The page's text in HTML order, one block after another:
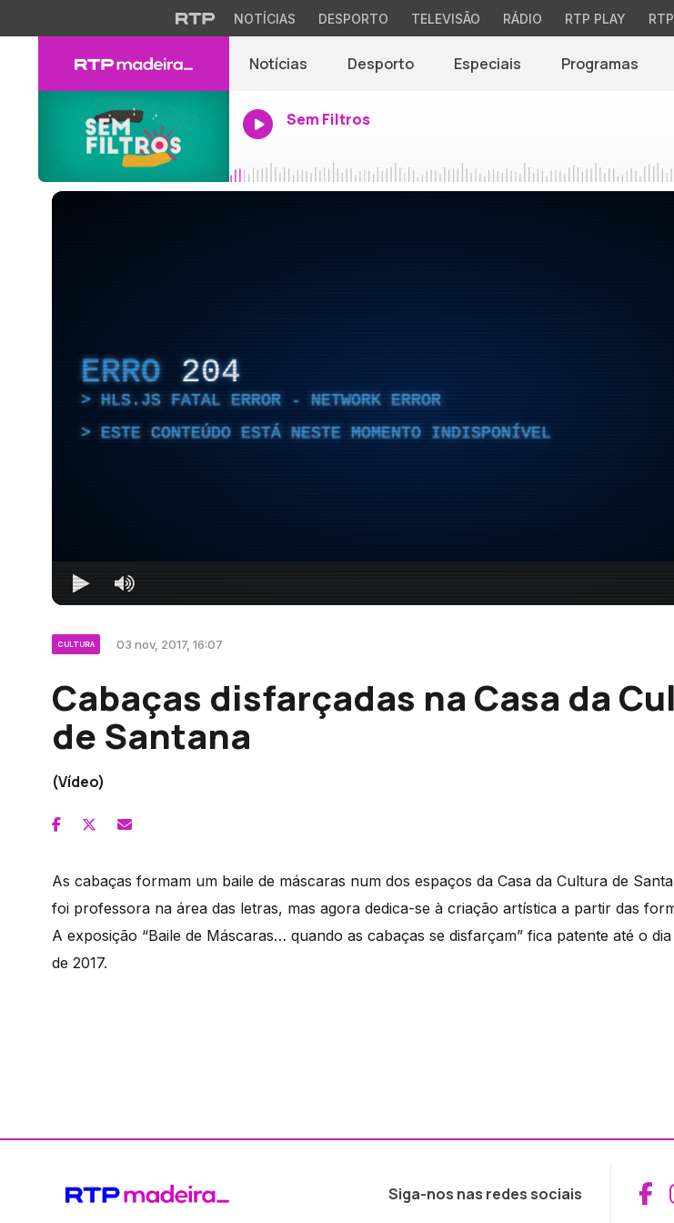
NOTÍCIAS DESPORTO TELEVISÃO RÁDIO RTP PLAY
Notícias Desporto Especiais Programas
Sem Filtros
ERRO 204
HLS.JS FATAL ERROR - NETWORK ERROR
ESTE CONTEÚDO ESTÁ NESTE MOMENTO INDISPONÍVEL
CULTURA 03 nov, 2017, 16:07
Cabaças disfarçadas na Casa da
de Santana
(Vídeo)
As cabaças formam um baile de máscaras num dos espaços da Casa da Cultura de
foi professora na área das letras, mas agora dedica-se à criação artística a partir das
A exposição “Baile de Máscaras… quando as cabaças se disfarçam” fica patente até o
de 2017.
Siga-nos nas redes sociais